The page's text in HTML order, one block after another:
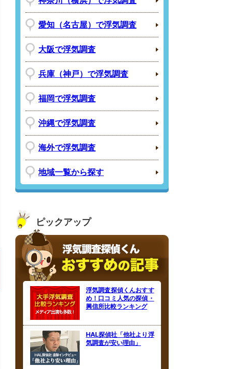
愛知（名古屋）で浮気調査
大阪で浮気調査
兵庫（神戸）で浮気調査
福岡で浮気調査
沖縄で浮気調査
海外で浮気調査
地域一覧から探す
ピックアップ
浮気調査探偵くんおすす
め！口コミ人気の探偵・
興信所比較ランキング
HAL探偵社「他社より浮
気調査が安い理由」